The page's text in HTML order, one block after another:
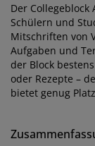
Der
Schülern und
Mitschriften von
Aufgaben und
der Block
oder Rezepte –
bietet genug